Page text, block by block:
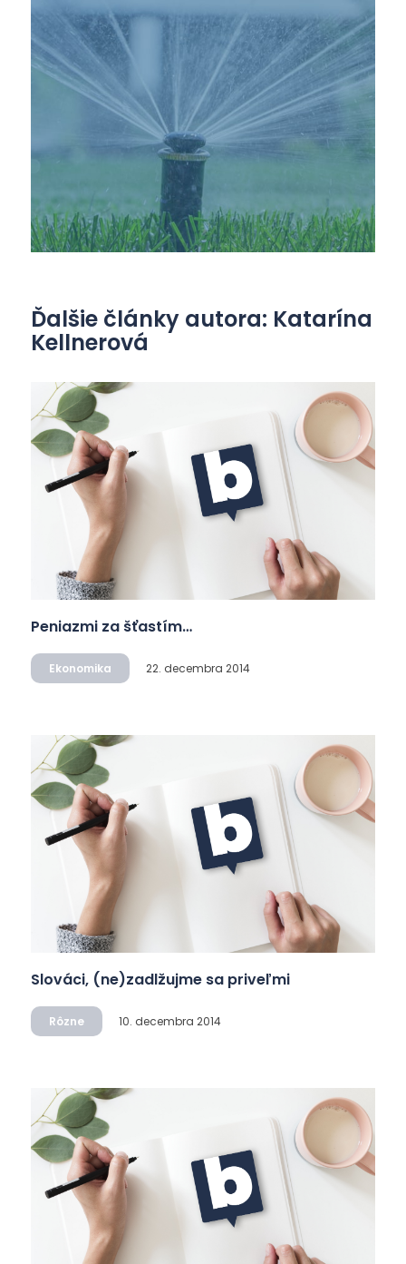
Ďalšie články autora: Katarína
Kellnerová
Peniazmi za šťastím…
Ekonomika 22. decembra 2014
Slováci, (ne)zadlžujme sa priveľmi
Rôzne 10. decembra 2014